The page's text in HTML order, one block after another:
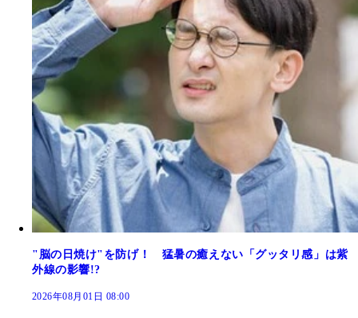
"脳の日焼け"を防げ！ 猛暑の癒えない「グッタリ感」は紫
外線の影響!?
2026年08月01日 08:00